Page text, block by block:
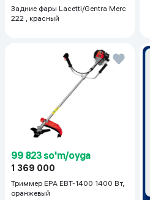
Задние фары Lacetti/Gentra Merc
222 , красный
99 823 so'm/oyga
1 369 000
Триммер EPA EBT-1400 1400 Вт,
оранжевый